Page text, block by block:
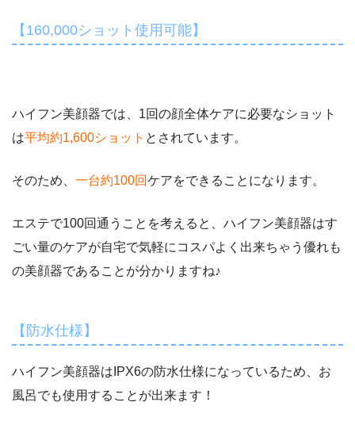
【160,000ショット使用可能】
ハイフン美顔器では、1回の顔全体ケアに必要なショット
は平均約1,600ショット とされています。
そのため、 一台約100回ケアをできることになります。
エステで100回通うことを考えると、ハイフン美顔器はす
ごい量のケアが自宅で気軽にコスパよく出来ちゃう優れも
の美顔器であることが分かりますね♪
【防水仕様】
ハイフン美顔器はIPX6の防水仕様になっているため、お
風呂でも使用することが出来ます！